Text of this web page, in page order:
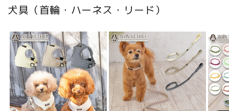
犬具（首輪・ハーネス・リード）